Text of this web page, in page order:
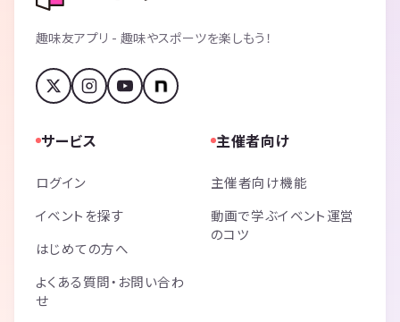
趣味友アプリ - 趣味やスポーツを楽しもう！
サービス
ログイン
イベントを探す
はじめての方へ
よくある質問・お問い合わ
せ
主催者向け
主催者向け機能
動画で学ぶイベント運営
のコツ